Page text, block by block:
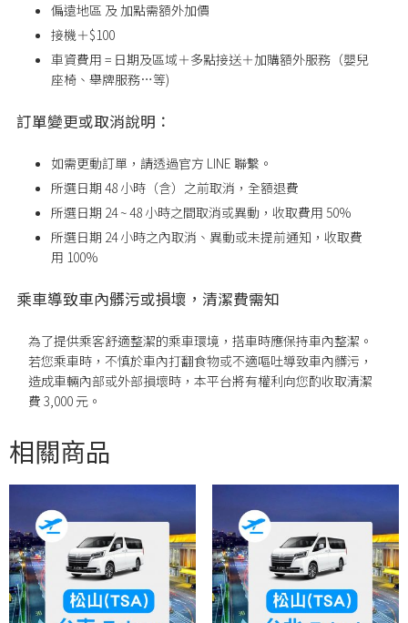
偏遠地區 及 加點需額外加價
接機＋$100
車資費用 = 日期及區域＋多點接送＋加購額外服務（嬰兒
座椅、舉牌服務…等)
訂單變更或取消說明：
如需更動訂單，請透過官方 LINE 聯繫。
所選日期 48 小時（含）之前取消，全額退費
所選日期 24 ~ 48 小時之間取消或異動，收取費用 50%
所選日期 24小時之內取消、異動或未提前通知，收取費
用 100%
乘車導致車內髒污或損壞，清潔費需知
為了提供乘客舒適整潔的乘車環境，搭車時應保持車內整潔。
若您乘車時，不慎於車內打翻食物或不適嘔吐導致車內髒污，
造成車輛內部或外部損壞時，本平台將有權利向您酌收取清潔
費 3,000 元。
相關商品